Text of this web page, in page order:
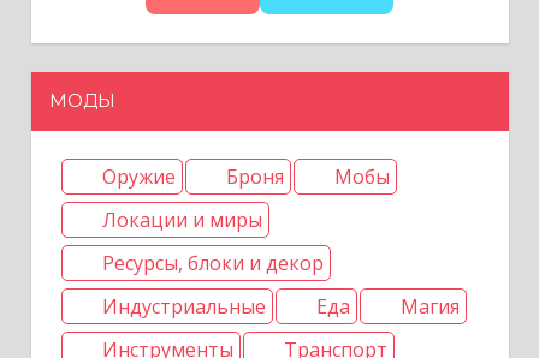
п
и
с
я
м
МОДЫ
Оружие Броня
Мобы
Локации и миры
Ресурсы, блоки и декор
Индустриальные
Еда
Магия
Инструменты
Транспорт